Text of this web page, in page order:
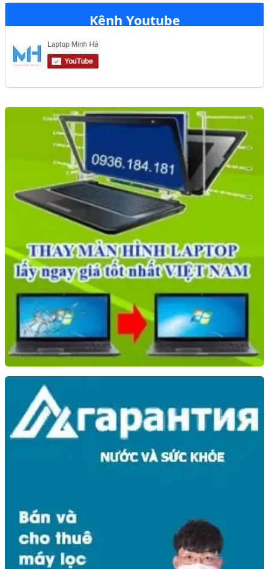
Kênh Youtube